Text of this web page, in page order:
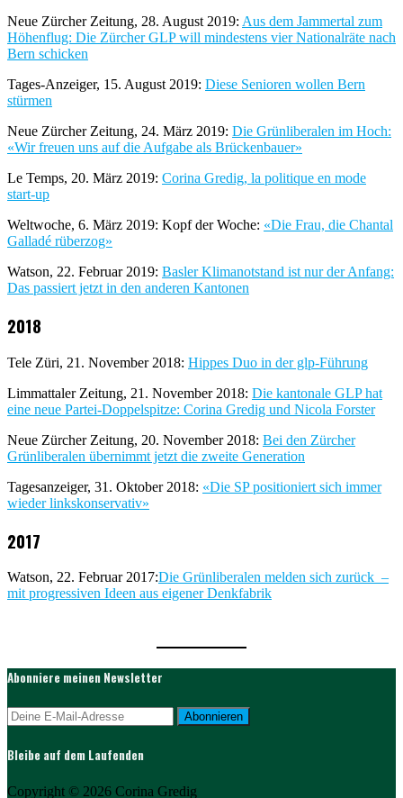
Neue Zürcher Zeitung, 28. August 2019: Aus dem Jammertal zum
Höhenflug: Die Zürcher GLP will mindestens vier Nationalräte nach
Bern schicken
Tages-Anzeiger, 15. August 2019: Diese Senioren wollen Bern
stürmen
Neue Zürcher Zeitung, 24. März 2019: Die Grünliberalen im Hoch:
«Wir freuen uns auf die Aufgabe als Brückenbauer»
Le Temps, 20. März 2019: Corina Gredig, la politique en mode
start-up
Weltwoche, 6. März 2019: Kopf der Woche: «Die Frau, die Chantal
Galladé rüberzog»
Watson, 22. Februar 2019: Basler Klimanotstand ist nur der Anfang:
Das passiert jetzt in den anderen Kantonen
2018
Tele Züri, 21. November 2018: Hippes Duo in der glp-Führung
Limmattaler Zeitung, 21. November 2018: Die kantonale GLP hat
eine neue Partei-Doppelspitze: Corina Gredig und Nicola Forster
Neue Zürcher Zeitung, 20. November 2018: Bei den Zürcher
Grünliberalen übernimmt jetzt die zweite Generation
Tagesanzeiger, 31. Oktober 2018: «Die SP positioniert sich immer
wieder linkskonservativ»
2017
Watson, 22. Februar 2017:Die Grünliberalen melden sich zurück –
mit progressiven Ideen aus eigener Denkfabrik
Abonniere meinen Newsletter
Bleibe auf dem Laufenden
Copyright © 2026 Corina Gredig